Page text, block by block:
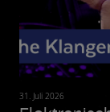
31. Juli 2026